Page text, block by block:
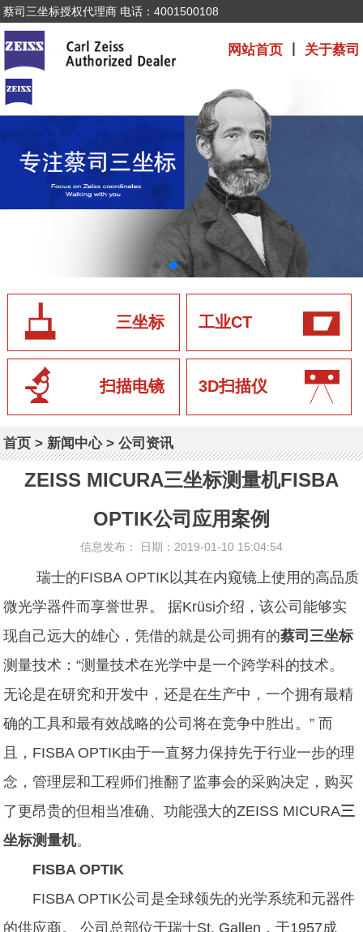
蔡司三坐标授权代理商 电话：4001500108
网站首页丨 关于蔡司
三坐标 工业CT
扫描电镜 3D扫描仪
首页 > 新闻中心>公司资讯
ZEISS MICURA三坐标测量机FISBA
OPTIK公司应用案例
信息发布： 日期：2019-01-10 15:04:54
瑞士的FISBA OPTIK以其在内窥镜上使用的高品质
微光学器件而享誉世界。 据Krüsi介绍，该公司能够实
现自己远大的雄心，凭借的就是公司拥有的蔡司三坐标
测量技术：“测量技术在光学中是一个跨学科的技术。
无论是在研究和开发中，还是在生产中，一个拥有最精
确的工具和最有效战略的公司将在竞争中胜出。” 而
且，FISBA OPTIK由于一直努力保持先于行业一步的理
念，管理层和工程师们推翻了监事会的采购决定，购买
了更昂贵的但相当准确、功能强大的ZEISS MICURA三
坐标测量机。
FISBA OPTIK
FISBA OPTIK公司是全球领先的光学系统和元器件
的供应商。 公司总部位于瑞士St. Gallen，于1957成